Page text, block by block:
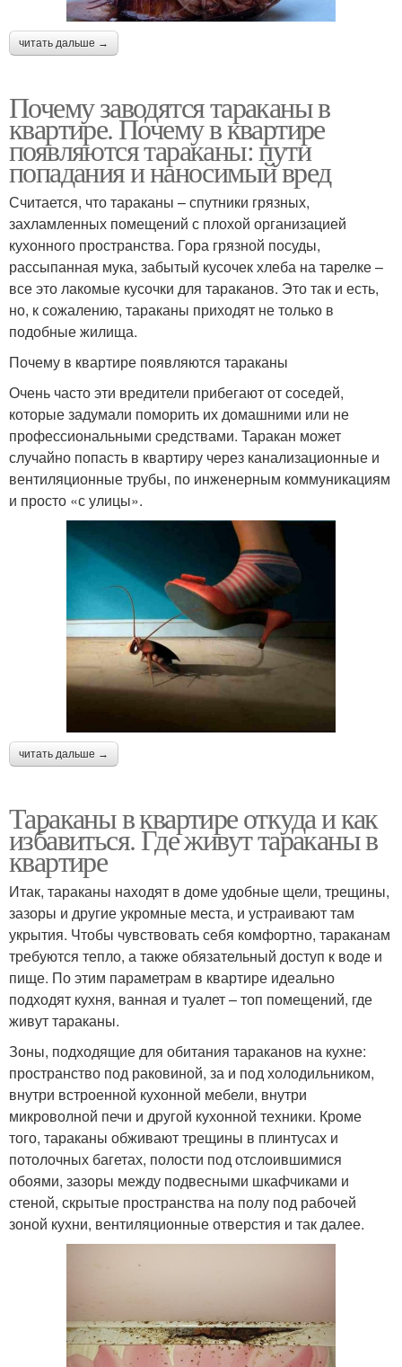
читать дальше →
Почему заводятся тараканы в
квартире. Почему в квартире
появляются тараканы: пути
попадания и наносимый вред
Считается, что тараканы – спутники грязных,
захламленных помещений с плохой организацией
кухонного пространства. Гора грязной посуды,
рассыпанная мука, забытый кусочек хлеба на тарелке –
все это лакомые кусочки для тараканов. Это так и есть,
но, к сожалению, тараканы приходят не только в
подобные жилища.
Почему в квартире появляются тараканы
Очень часто эти вредители прибегают от соседей,
которые задумали поморить их домашними или не
профессиональными средствами. Таракан может
случайно попасть в квартиру через канализационные и
вентиляционные трубы, по инженерным коммуникациям
и просто «с улицы».
читать дальше →
Тараканы в квартире откуда и как
избавиться. Где живут тараканы в
квартире
Итак, тараканы находят в доме удобные щели, трещины,
зазоры и другие укромные места, и устраивают там
укрытия. Чтобы чувствовать себя комфортно, тараканам
требуются тепло, а также обязательный доступ к воде и
пище. По этим параметрам в квартире идеально
подходят кухня, ванная и туалет – топ помещений, где
живут тараканы.
Зоны, подходящие для обитания тараканов на кухне:
пространство под раковиной, за и под холодильником,
внутри встроенной кухонной мебели, внутри
микроволной печи и другой кухонной техники. Кроме
того, тараканы обживают трещины в плинтусах и
потолочных багетах, полости под отслоившимися
обоями, зазоры между подвесными шкафчиками и
стеной, скрытые пространства на полу под рабочей
зоной кухни, вентиляционные отверстия и так далее.